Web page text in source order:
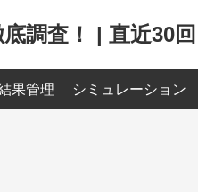
調査！ | 直近30回
果管理 シミュレーション